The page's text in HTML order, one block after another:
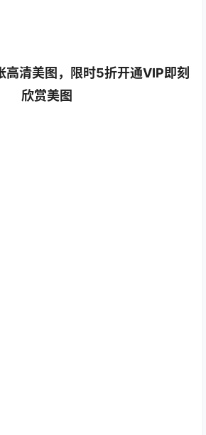
清美图，限时5折开通VIP即刻
欣赏美图